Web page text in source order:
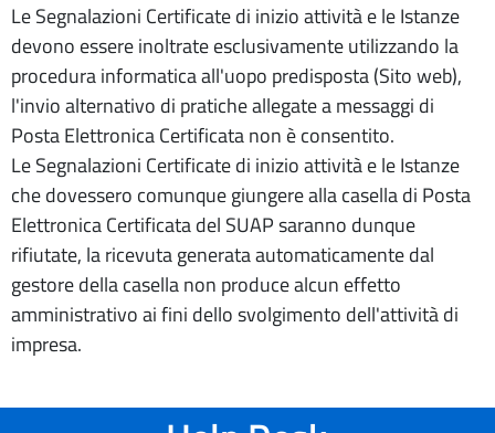
Le Segnalazioni Certificate di inizio attività e le Istanze
devono essere inoltrate esclusivamente utilizzando la
procedura informatica all'uopo predisposta (Sito web),
l'invio alternativo di pratiche allegate a messaggi di
Posta Elettronica Certificata non è consentito.
Le Segnalazioni Certificate di inizio attività e le Istanze
che dovessero comunque giungere alla casella di Posta
Elettronica Certificata del SUAP saranno dunque
rifiutate, la ricevuta generata automaticamente dal
gestore della casella non produce alcun effetto
amministrativo ai fini dello svolgimento dell'attività di
impresa.